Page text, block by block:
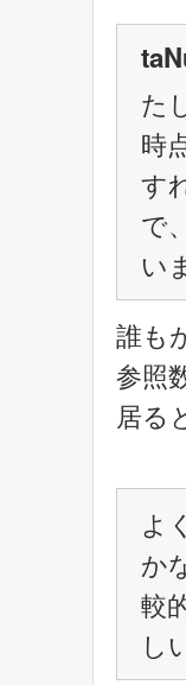
た
時
す
で
い
誰も
参照
居る
よ
か
較
し